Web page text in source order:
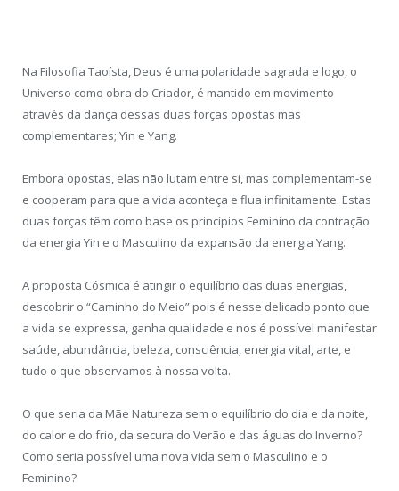
Na Filosofia Taoísta, Deus é uma polaridade sagrada e logo, o
Universo como obra do Criador, é mantido em movimento
através da dança dessas duas forças opostas mas
complementares; Yin e Yang.
Embora opostas, elas não lutam entre si, mas complementam-se
e cooperam para que a vida aconteça e flua infinitamente. Estas
duas forças têm como base os princípios Feminino da contração
da energia Yin e o Masculino da expansão da energia Yang.
A proposta Cósmica é atingir o equilíbrio das duas energias,
descobrir o “Caminho do Meio” pois é nesse delicado ponto que
a vida se expressa, ganha qualidade e nos é possível manifestar
saúde, abundância, beleza, consciência, energia vital, arte, e
tudo o que observamos à nossa volta.
O que seria da Mãe Natureza sem o equilíbrio do dia e da noite,
do calor e do frio, da secura do Verão e das águas do Inverno?
Como seria possível uma nova vida sem o Masculino e o
Feminino?